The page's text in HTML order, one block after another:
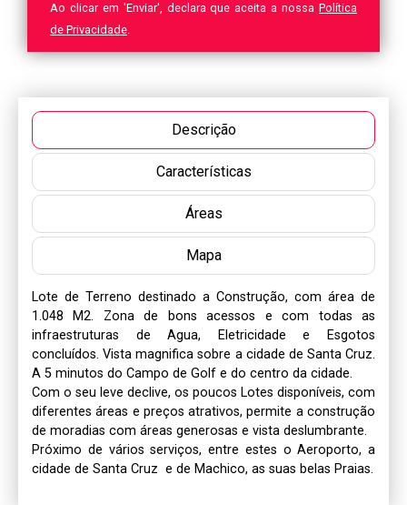
Ao clicar em 'Enviar', declara que aceita a nossa Política
de Privacidade.
Descrição
Características
Áreas
Mapa
Lote de Terreno destinado a Construção, com área de
1.048 M2. Zona de bons acessos e com todas as
infraestruturas de Agua, Eletricidade e Esgotos
concluídos. Vista magnifica sobre a cidade de Santa Cruz.
A 5 minutos do Campo de Golf e do centro da cidade.
Com o seu leve declive, os poucos Lotes disponíveis, com
diferentes áreas e preços atrativos, permite a construção
de moradias com áreas generosas e vista deslumbrante.
Próximo de vários serviços, entre estes o Aeroporto, a
cidade de Santa Cruz  e de Machico, as suas belas Praias.